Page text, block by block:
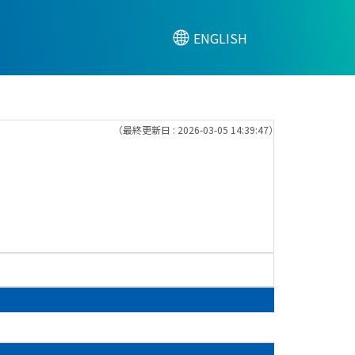
ENGLISH
（最終更新日 : 2026-03-05 14:39:47）